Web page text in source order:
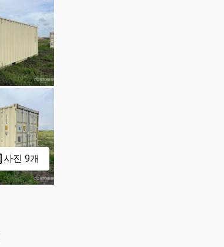
사진 9개